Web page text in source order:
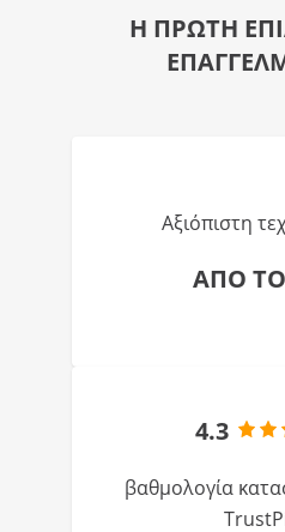
Η ΠΡΩΤΗ
Αξιόπιστη
ΑΠΟ ΤΟ
4.3
βαθμολογία